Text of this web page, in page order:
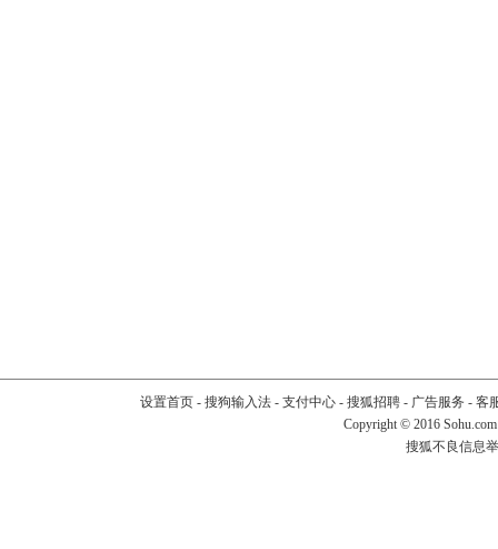
设置首页- 搜狗输入法- 支付中心- 搜狐招聘- 广告服务 - 客
Copyright © 2016
搜狐不良信息